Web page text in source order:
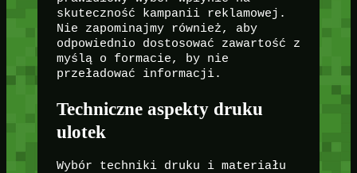
skuteczność kampanii reklamowej.
Nie zapominajmy również, aby
odpowiednio dostosować zawartość z
myślą o formacie, by nie
przeładować informacji.
Techniczne aspekty druku
ulotek
Wybór techniki druku i materiału